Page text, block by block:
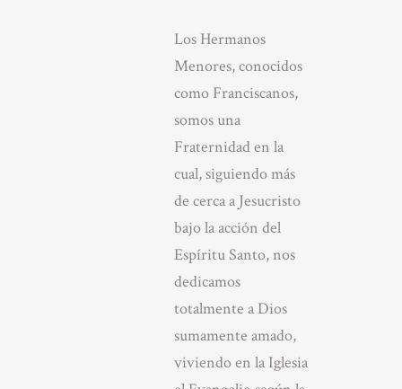
Los Hermanos
Menores, conocidos
como Franciscanos,
somos una
Fraternidad en la
cual, siguiendo más
de cerca a Jesucristo
bajo la acción del
Espíritu Santo, nos
dedicamos
totalmente a Dios
sumamente amado,
viviendo en la Iglesia